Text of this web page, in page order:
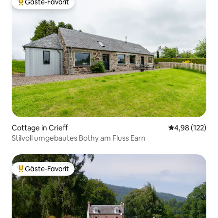
Beliebter Gäste-Favorit.
Gäste-Favorit
Cottage in Crieff
4,98 (122)
Stilvoll umgebautes Bothy am Fluss Earn
Beliebter Gäste-Favorit.
Gäste-Favorit